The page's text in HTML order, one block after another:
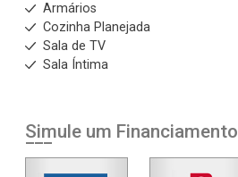
Armários
Cozinha Planejada
Sala de TV
Sala Íntima
Simule um Financiamento